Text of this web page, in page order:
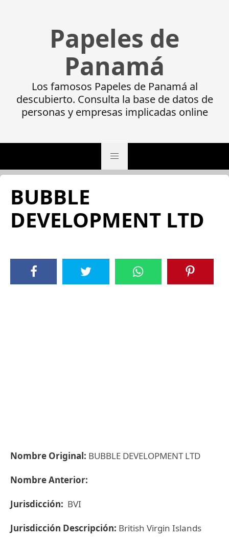
Papeles de
Panamá
Los famosos Papeles de Panamá al
descubierto. Consulta la base de datos de
personas y empresas implicadas online
BUBBLE
DEVELOPMENT LTD
Nombre Original: BUBBLE DEVELOPMENT LTD
Nombre Anterior:
Jurisdicción: BVI
Jurisdicción Descripción: British Virgin Islands